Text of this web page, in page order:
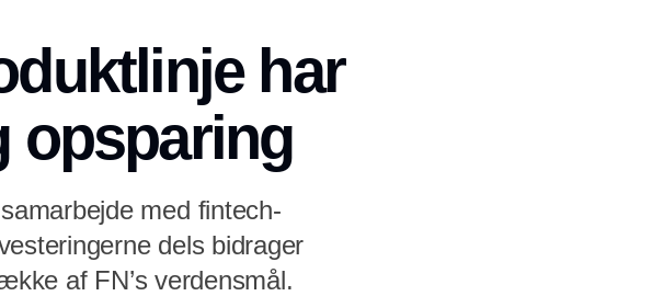
har
opsparing
med fintech-
dels bidrager
af FN’s verdensmål.